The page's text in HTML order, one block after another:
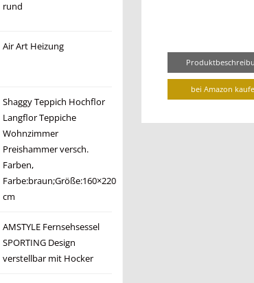
rund
Air Art Heizung
Shaggy Teppich Hochflor
Langflor Teppiche
Wohnzimmer
Preishammer versch.
Farben,
Farbe:braun;Größe:160×220
cm
AMSTYLE Fernsehsessel
SPORTING Design
verstellbar mit Hocker
bei Amazon